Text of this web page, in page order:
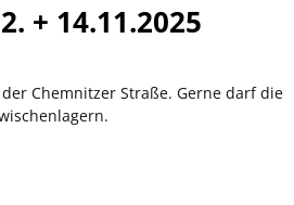
+ 14.11.2025
Chemnitzer Straße. Gerne darf die